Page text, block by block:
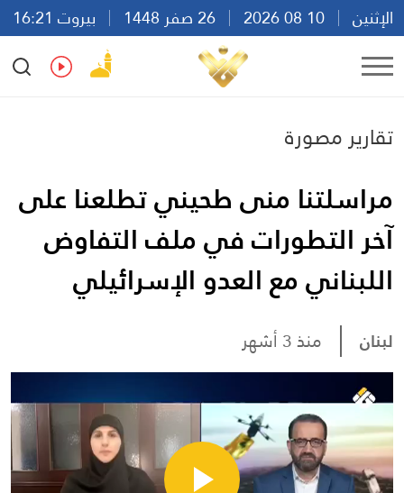
الإثنين
بيروت 16:21
Ar
En Fr Es
تقارير مصورة
مراسلتنا منى طحيني تطلعنا على
آخر التطورات في ملف التفاوض
اللبناني مع العدو الإسرائيلي
لبنان منذ 3 أشهر